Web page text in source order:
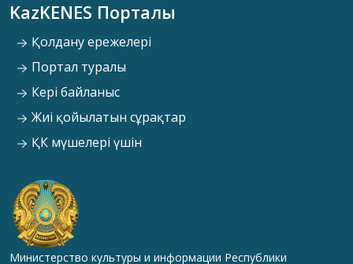
KazKENES Порталы
Қолдану ережелері
Портал туралы
Кері байланыс
Жиі қойылатын сұрақтар
ҚК мүшелері үшін
Министерство культуры и информации Республики